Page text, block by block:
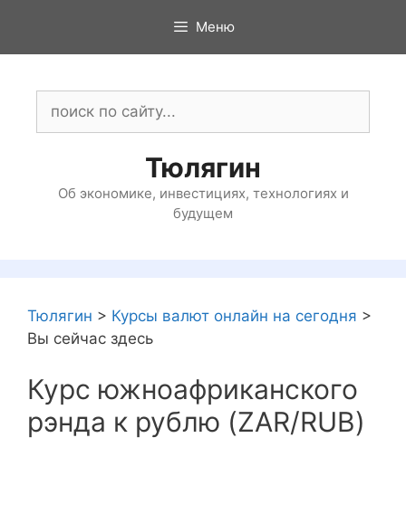
содержимому
Меню
Тюлягин
Об экономике, инвестициях, технологиях и
будущем
Тюлягин > Курсы валют онлайн на сегодня >
Вы сейчас здесь
Курс южноафриканского
рэнда к рублю (ZAR/RUB)